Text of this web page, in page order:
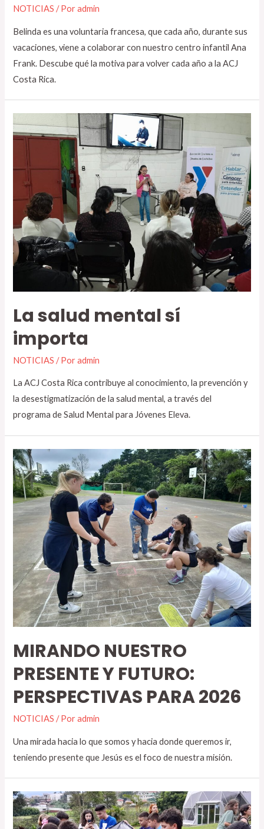
NOTICIAS / Poradmin
Belinda es una voluntaria francesa, que cada año, durante sus
vacaciones, viene a colaborar con nuestro centro infantil Ana
Frank. Descube qué la motiva para volver cada año a la ACJ
Costa Rica.
La salud mental sí
importa
NOTICIAS / Poradmin
La ACJ Costa Rica contribuye al conocimiento, la prevención y
la desestigmatización de la salud mental, a través del
programa de Salud Mental para Jóvenes Eleva.
MIRANDO NUESTRO
PRESENTE Y FUTURO:
PERSPECTIVAS PARA 2026
NOTICIAS / Poradmin
Una mirada hacia lo que somos y hacia donde queremos ir,
teniendo presente que Jesús es el foco de nuestra misión.